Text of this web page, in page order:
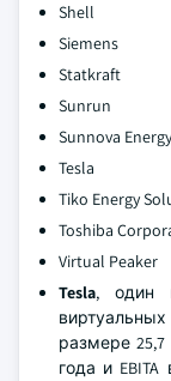
Shell
Siemens
Statkraft
Sunrun
Sunnova
Tesla
Tiko Energy
Toshiba
Virtual Peaker
Tesla, один
размере
года и